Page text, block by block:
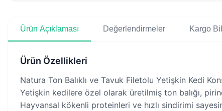
Ürün Açıklaması Değerlendirmeler Kargo
Ürün Özellikleri
Natura Ton Balıklı ve Tavuk Filetolu Yetişkin Kedi
Yetişkin kedilere özel olarak üretilmiş ton balığı,
Hayvansal kökenli proteinleri ve hızlı sindirimi